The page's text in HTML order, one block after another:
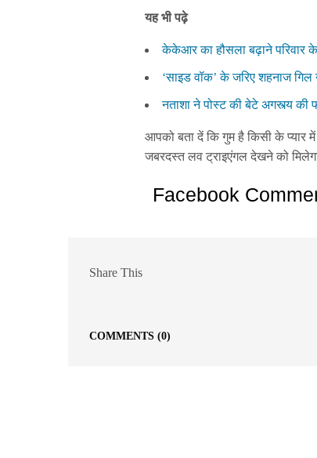
यह भी पढ़े
केकेआर का हौसला बढ़ाने परिवार
‘साइड वॉक’ के जरिए शहनाज गिल
नताशा ने पोस्ट की बेटे अगस्त्य की
आपको बता दें कि गुम है किसी के प्यार
जबरदस्त लव ट्राइएंगल देखने को
Facebook
Share This
COMMENTS (0)